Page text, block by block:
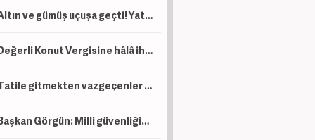
Altın ve gümüş uçuşa geçti! Yatırımcılar dikkat
Değerli Konut Vergisine hâlâ ihtiyacımız var mı?
Tatile gitmekten vazgeçenler dikkat! O parayı almak hakkınız
Başkan Görgün: Milli güvenliğin ayrılmaz parçalarıdır